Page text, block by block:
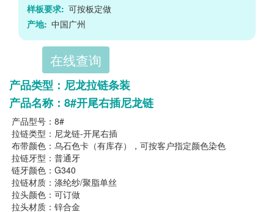
样板要求: 可按板定做
产地: 中国广州
在线查询
产品类型：尼龙拉链条装
产品名称：8#开尾右插尼龙链
产品型号：8#
拉链类型：尼龙链-开尾右插
布带颜色：乌石色卡（有库存），可按客户指定颜色染色
拉链牙型：普通牙
链牙颜色：G340
拉链材质：涤纶纱/聚脂单丝
拉头颜色：可订做
拉头材质：锌合金